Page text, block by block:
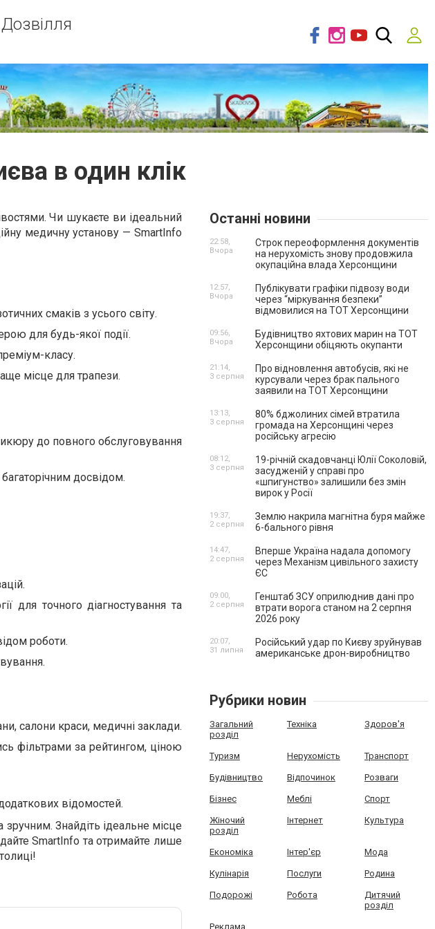
Дозвілля
в один клік
Чи шукаєте ви ідеальний
медичну установу — SmartInfo
смаків з усього світу.
для будь-якої події.
класу.
місце для трапези.
до повного обслуговування
досвідом.
для точного діагностування та
роботи.
салони краси, медичні заклади.
фільтрами за рейтингом, ціною
відомостей.
зручним. Знайдіть ідеальне місце
SmartInfo та отримайте лише
Останні новини
Строк переоформлення документів
на нерухомість знову продовжила
окупаційна влада Херсонщини
22:58,
Вчора
Публікувати графіки підвозу води
через “міркування безпеки”
відмовилися на ТОТ Херсонщини
12:57,
Вчора
Будівництво яхтових марин на ТОТ
Херсонщини обіцяють окупанти
09:56,
Вчора
Про відновлення автобусів, які не
курсували через брак пального
заявили на ТОТ Херсонщини
21:14,
3 серпня
80% бджолиних сімей втратила
громада на Херсонщині через
російську агресію
13:13,
3 серпня
19-річній скадовчанці Юлії Соколовій,
засудженій у справі про
«шпигунство» залишили без змін
вирок у Росії
08:12,
3 серпня
Землю накрила магнітна буря майже
6-бального рівня
19:37,
2 серпня
Вперше Україна надала допомогу
через Механізм цивільного захисту
ЄС
14:47,
2 серпня
Генштаб ЗСУ оприлюднив дані про
втрати ворога станом на 2 серпня
2026 року
09:00,
2 серпня
Російський удар по Києву зруйнував
американське дрон-виробництво
20:07,
31 липня
Рубрики новин
Загальний
розділ
Техніка Здоров'я
Туризм Нерухомість Транспорт
Будівництво Відпочинок Розваги
Бізнес Меблі Спорт
Жіночий
розділ
Інтернет Культура
Економіка Інтер'єр Мода
Кулінарія Послуги Родина
Подорожі Робота
Дитячий
розділ
Реклама